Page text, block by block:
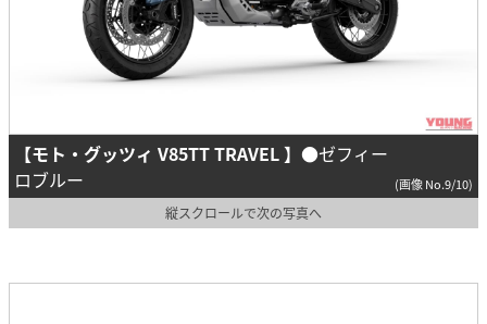
【モト・グッツィ V85TT TRAVEL 】 ●ゼフィー
ロブルー
(画像 No.9/10)
縦スクロールで次の写真へ